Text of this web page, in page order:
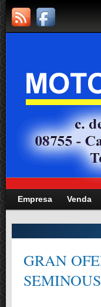
Empresa Venda
GRAN
SEMINOUS